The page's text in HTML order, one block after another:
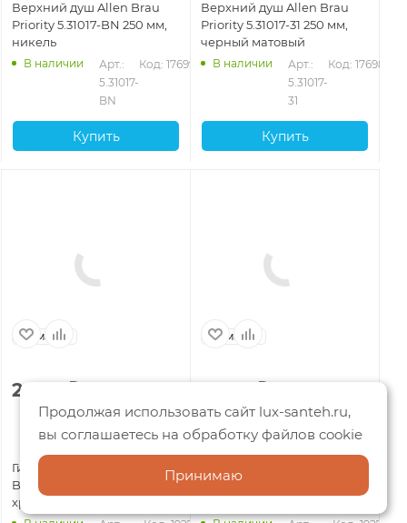
Верхний душ Allen Brau
Priority 5.31017-BN 250 мм,
никель
В наличии
Арт.:
5.31017-
BN
Код: 17699
Купить
Верхний душ Allen Brau
Priority 5.31017-31 250 мм,
черный матовый
В наличии
Арт.:
5.31017-
31
Код: 17698
Купить
Германия
2 334 ₽
Гигиенический душ Allen
Brau Priority 5.31028-00,
хром
Германия
₽
Brau Priority 5.31028-BN,
Продолжая использовать сайт lux-santeh.ru,
вы соглашаетесь на обработку файлов cookie
Принимаю